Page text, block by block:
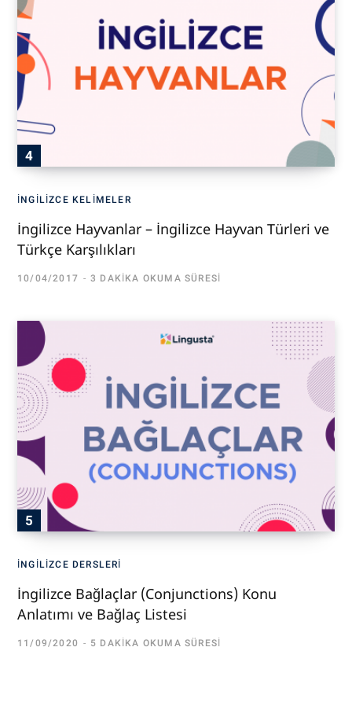
İNGILIZCE KELIMELER
İngilizce Hayvanlar – İngilizce Hayvan Türleri ve
Türkçe Karşılıkları
10/04/2017 3 DAKIKA OKUMA SÜRESI
İNGILIZCE DERSLERI
İngilizce Bağlaçlar (Conjunctions) Konu
Anlatımı ve Bağlaç Listesi
11/09/2020 5 DAKIKA OKUMA SÜRESI